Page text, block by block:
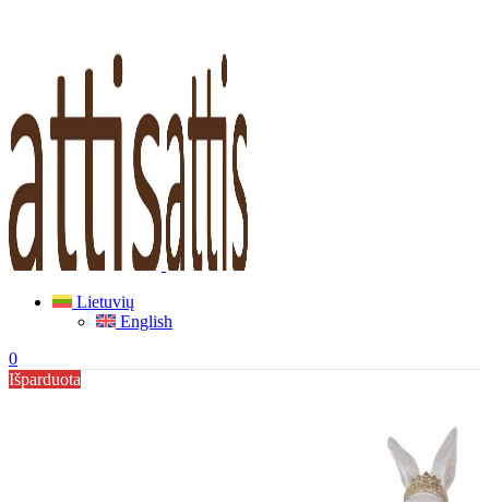
Lietuvių
English
0
Išparduota